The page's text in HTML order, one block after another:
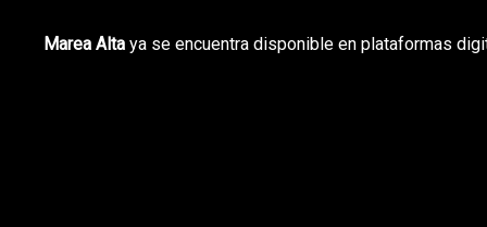
Marea Altaya se encuentra disponible en plataformas